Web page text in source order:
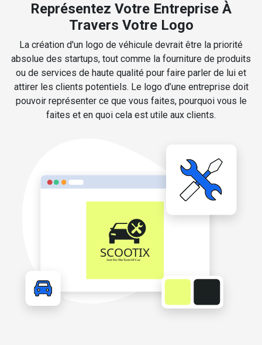
Représentez Votre Entreprise À
Travers Votre Logo
La création d'un logo de véhicule devrait être la priorité
absolue des startups, tout comme la fourniture de produits
ou de services de haute qualité pour faire parler de lui et
attirer les clients potentiels. Le logo d’une entreprise doit
pouvoir représenter ce que vous faites, pourquoi vous le
faites et en quoi cela est utile aux clients.